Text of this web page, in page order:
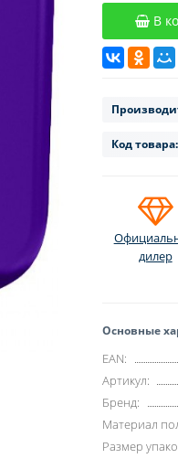
В
Код товара:
дилер
Основные
EAN:
Артикул:
Бренд:
Материал
Размер